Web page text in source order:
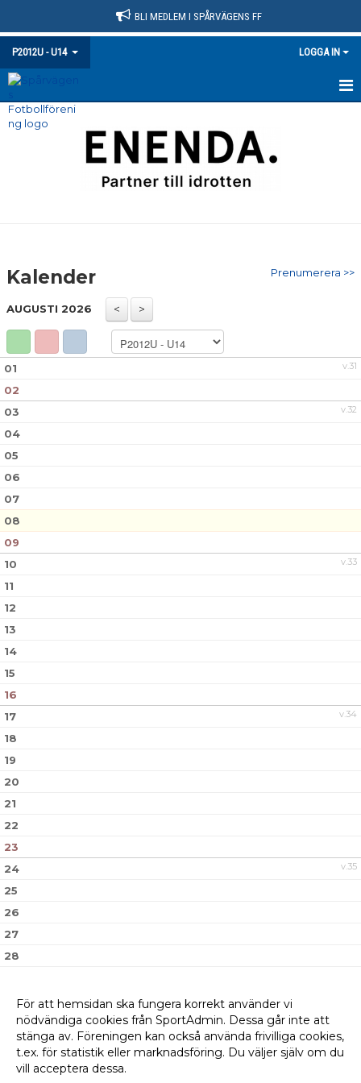
BLI MEDLEM I SPÅRVÄGENS FF
P2012U - U14 LOGGA IN
HEM
KONTAKT
Prenumerera >>
Kalender
AUGUSTI 2026
v.31
01
02
v.32
03
04
05
06
07
08
09
v.33
10
11
12
13
14
15
16
v.34
17
18
19
20
21
22
23
v.35
24
25
26
27
28
30För att hemsidan ska fungera korrekt använder vi
nödvändiga cookies från SportAdmin. Dessa går inte att
stänga av. Föreningen kan också använda frivilliga cookies,
t.ex. för statistik eller marknadsföring. Du väljer själv om du
vill acceptera dessa.